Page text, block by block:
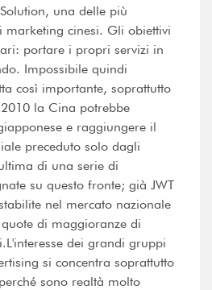
una delle più
marketing cinesi. Gli obiettivi
portare i propri servizi in
Impossibile quindi
così importante, soprattutto
la Cina potrebbe
e raggiungere il
preceduto solo dagli
di una serie di
su questo fronte; già JWT
nel mercato nazionale
di maggioranze di
dei grandi gruppi
si concentra soprattutto
sono realtà molto